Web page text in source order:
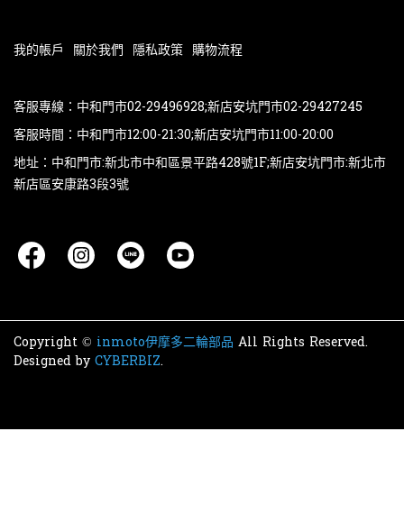
我的帳戶 關於我們 隱私政策 購物流程
客服專線：中和門市02-29496928;新店安坑門市02-29427245
客服時間：中和門市12:00-21:30;新店安坑門市11:00-20:00
地址：中和門市:新北市中和區景平路428號1F;新店安坑門市:新北市
新店區安康路3段3號
Copyright © inmoto伊摩多二輪部品 All Rights Reserved.
Designed by CYBERBIZ.